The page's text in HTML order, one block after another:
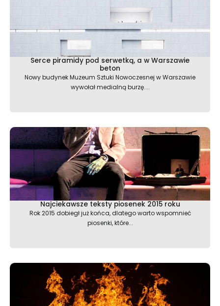
Serce piramidy pod serwetką, a w Warszawie
beton
Nowy budynek Muzeum Sztuki Nowoczesnej w Warszawie
wywołał medialną burzę....
Najciekawsze teksty piosenek 2015 roku
Rok 2015 dobiegł już końca, dlatego warto wspomnieć
piosenki, które...